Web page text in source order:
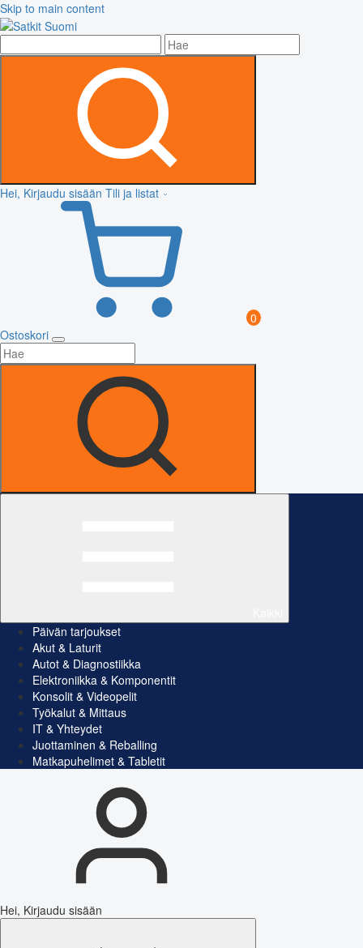
Skip to main content
Hei, Kirjaudu sisään Tili ja listat
0
Ostoskori
Päivän tarjoukset
Akut & Laturit
Autot & Diagnostiikka
Elektroniikka & Komponentit
Konsolit & Videopelit
Työkalut & Mittaus
IT & Yhteydet
Juottaminen & Reballing
Matkapuhelimet & Tabletit
Hei, Kirjaudu sisään